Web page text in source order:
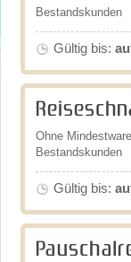
Bestandskunden
Gültig bis:
Ohne
Bestandskunden
Gültig bis: